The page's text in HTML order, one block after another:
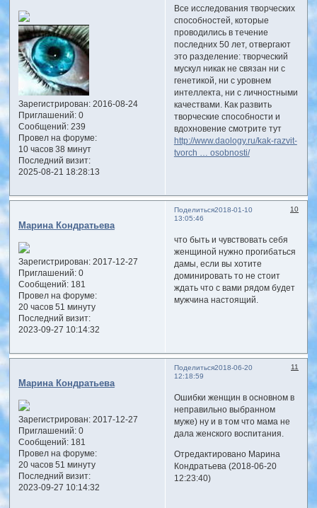
Зарегистрирован: 2016-08-24
Приглашений:0
Сообщений:239
Провел на форуме:
10 часов 38 минут
Последний визит:
2025-08-21 18:28:13
Все исследования творческих
способностей, которые
проводились в течение
последних 50 лет, отвергают
это разделение: творческий
мускул никак не связан ни с
генетикой, ни с уровнем
интеллекта, ни с личностными
качествами. Как развить
творческие способности и
вдохновение смотрите тут
http://www.daology.ru/kak-razvit-
tvorch … osobnosti/
Поделиться 10
2018-01-10
13:05:46
Марина Кондратьева
Зарегистрирован: 2017-12-27
Приглашений:0
Сообщений:181
Провел на форуме:
20 часов 51 минуту
Последний визит:
2023-09-27 10:14:32
что быть и чувствовать себя
женщиной нужно прогибаться
дамы, если вы хотите
доминировать то не стоит
ждать что с вами рядом будет
мужчина настоящий.
Поделиться 11
2018-06-20
12:18:59
Марина Кондратьева
Зарегистрирован: 2017-12-27
Приглашений:0
Сообщений:181
Провел на форуме:
20 часов 51 минуту
Последний визит:
2023-09-27 10:14:32
Ошибки женщин в основном в
неправильно выбранном
муже) ну и в том что мама не
дала женского воспитания.
Отредактировано Марина
Кондратьева (2018-06-20
12:23:40)